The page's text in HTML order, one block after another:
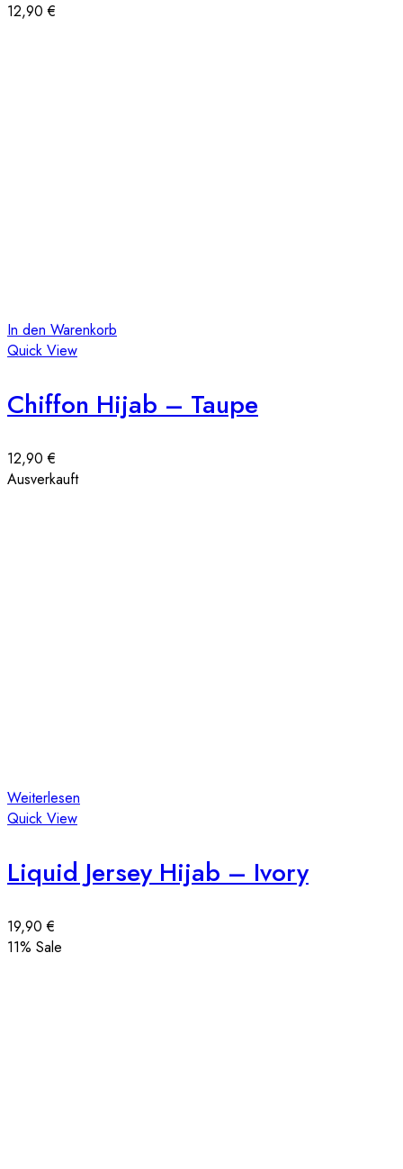
12,90€
In den Warenkorb
Quick View
Chiffon Hijab – Taupe
12,90€
Ausverkauft
Weiterlesen
Quick View
Liquid Jersey Hijab – Ivory
19,90€
11% Sale